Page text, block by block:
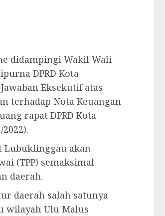
didampingi Wakil Wali
DPRD Kota
Eksekutif atas
terhadap Nota Keuangan
rapat DPRD Kota
Lubuklinggau akan
(TPP) semaksimal
daerah.
daerah salah satunya
wilayah Ulu Malus